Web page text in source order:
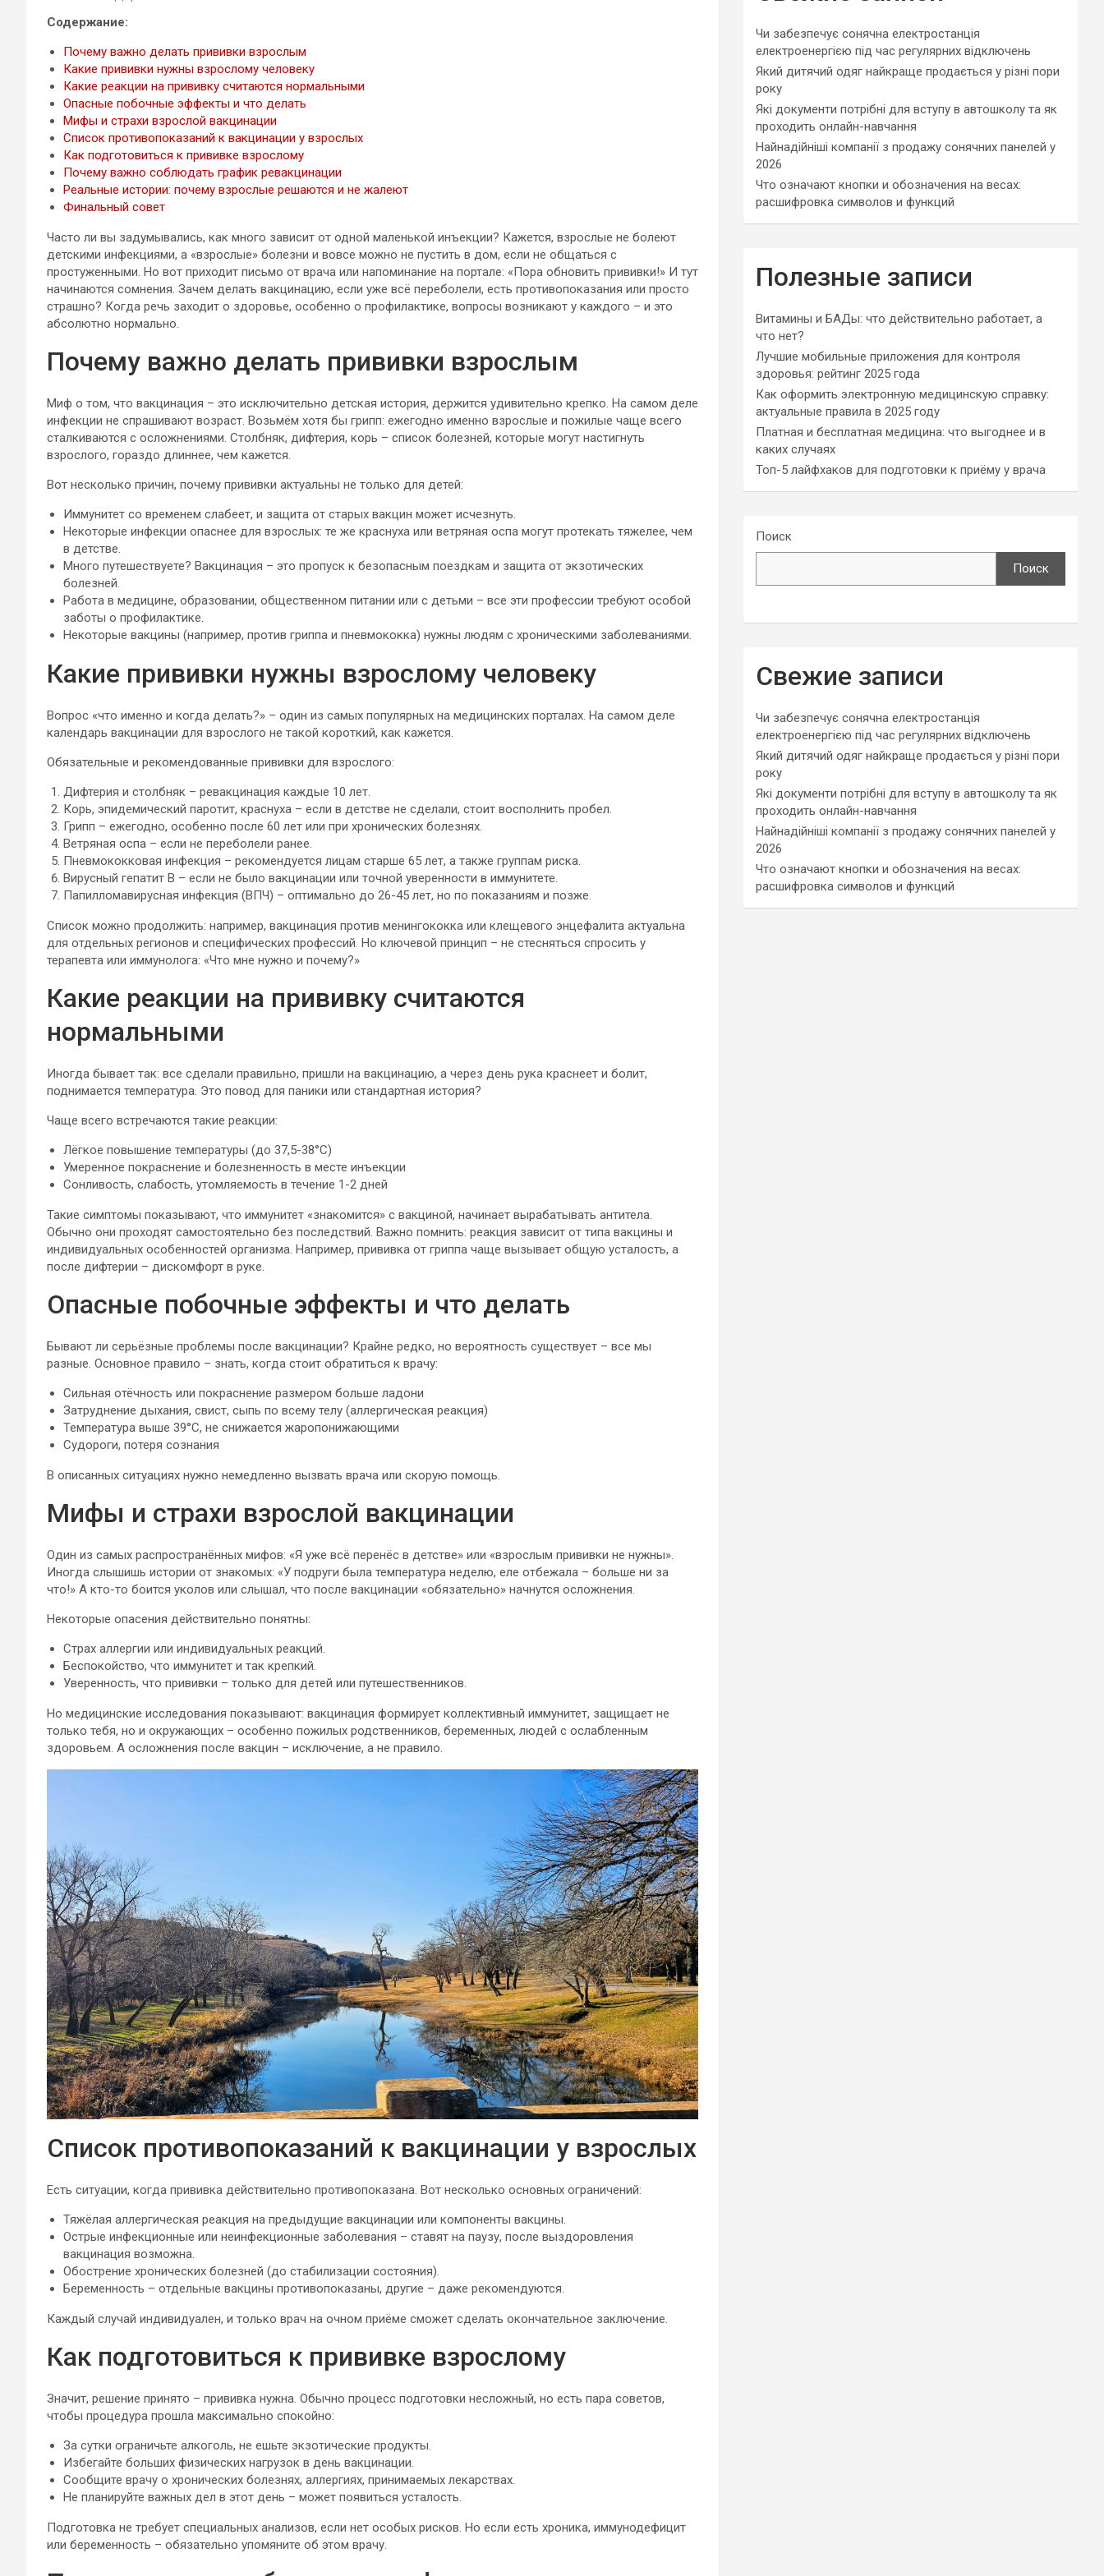
Содержание:
Почему важно делать прививки взрослым
Какие прививки нужны взрослому человеку
Какие реакции на прививку считаются нормальными
Опасные побочные эффекты и что делать
Мифы и страхи взрослой вакцинации
Список противопоказаний к вакцинации у взрослых
Как подготовиться к прививке взрослому
Почему важно соблюдать график ревакцинации
Реальные истории: почему взрослые решаются и не жалеют
Финальный совет
Часто ли вы задумывались, как много зависит от одной маленькой инъекции? Кажется, взрослые не болеют
детскими инфекциями, а «взрослые» болезни и вовсе можно не пустить в дом, если не общаться с
простуженными. Но вот приходит письмо от врача или напоминание на портале: «Пора обновить прививки!» И тут
начинаются сомнения. Зачем делать вакцинацию, если уже всё переболели, есть противопоказания или просто
страшно? Когда речь заходит о здоровье, особенно о профилактике, вопросы возникают у каждого – и это
абсолютно нормально.
Почему важно делать прививки взрослым
Миф о том, что вакцинация – это исключительно детская история, держится удивительно крепко. На самом деле
инфекции не спрашивают возраст. Возьмём хотя бы грипп: ежегодно именно взрослые и пожилые чаще всего
сталкиваются с осложнениями. Столбняк, дифтерия, корь – список болезней, которые могут настигнуть
взрослого, гораздо длиннее, чем кажется.
Вот несколько причин, почему прививки актуальны не только для детей:
Иммунитет со временем слабеет, и защита от старых вакцин может исчезнуть.
Некоторые инфекции опаснее для взрослых: те же краснуха или ветряная оспа могут протекать тяжелее, чем
в детстве.
Много путешествуете? Вакцинация – это пропуск к безопасным поездкам и защита от экзотических
болезней.
Работа в медицине, образовании, общественном питании или с детьми – все эти профессии требуют особой
заботы о профилактике.
Некоторые вакцины (например, против гриппа и пневмококка) нужны людям с хроническими заболеваниями.
Какие прививки нужны взрослому человеку
Вопрос «что именно и когда делать?» – один из самых популярных на медицинских порталах. На самом деле
календарь вакцинации для взрослого не такой короткий, как кажется.
Обязательные и рекомендованные прививки для взрослого:
Дифтерия и столбняк – ревакцинация каждые 10 лет.
Корь, эпидемический паротит, краснуха – если в детстве не сделали, стоит восполнить пробел.
Грипп – ежегодно, особенно после 60 лет или при хронических болезнях.
Ветряная оспа – если не переболели ранее.
Пневмококковая инфекция – рекомендуется лицам старше 65 лет, а также группам риска.
Вирусный гепатит В – если не было вакцинации или точной уверенности в иммунитете.
Папилломавирусная инфекция (ВПЧ) – оптимально до 26-45 лет, но по показаниям и позже.
Список можно продолжить: например, вакцинация против менингококка или клещевого энцефалита актуальна
для отдельных регионов и специфических профессий. Но ключевой принцип – не стесняться спросить у
терапевта или иммунолога: «Что мне нужно и почему?»
Какие реакции на прививку считаются
нормальными
Иногда бывает так: все сделали правильно, пришли на вакцинацию, а через день рука краснеет и болит,
поднимается температура. Это повод для паники или стандартная история?
Чаще всего встречаются такие реакции:
Лёгкое повышение температуры (до 37,5-38°C)
Умеренное покраснение и болезненность в месте инъекции
Сонливость, слабость, утомляемость в течение 1-2 дней
Такие симптомы показывают, что иммунитет «знакомится» с вакциной, начинает вырабатывать антитела.
Обычно они проходят самостоятельно без последствий. Важно помнить: реакция зависит от типа вакцины и
индивидуальных особенностей организма. Например, прививка от гриппа чаще вызывает общую усталость, а
после дифтерии – дискомфорт в руке.
Опасные побочные эффекты и что делать
Бывают ли серьёзные проблемы после вакцинации? Крайне редко, но вероятность существует – все мы
разные. Основное правило – знать, когда стоит обратиться к врачу:
Сильная отёчность или покраснение размером больше ладони
Затруднение дыхания, свист, сыпь по всему телу (аллергическая реакция)
Температура выше 39°C, не снижается жаропонижающими
Судороги, потеря сознания
В описанных ситуациях нужно немедленно вызвать врача или скорую помощь.
Мифы и страхи взрослой вакцинации
Один из самых распространённых мифов: «Я уже всё перенёс в детстве» или «взрослым прививки не нужны».
Иногда слышишь истории от знакомых: «У подруги была температура неделю, еле отбежала – больше ни за
что!» А кто-то боится уколов или слышал, что после вакцинации «обязательно» начнутся осложнения.
Некоторые опасения действительно понятны:
Страх аллергии или индивидуальных реакций.
Беспокойство, что иммунитет и так крепкий.
Уверенность, что прививки – только для детей или путешественников.
Но медицинские исследования показывают: вакцинация формирует коллективный иммунитет, защищает не
только тебя, но и окружающих – особенно пожилых родственников, беременных, людей с ослабленным
здоровьем. А осложнения после вакцин – исключение, а не правило.
Список противопоказаний к вакцинации у взрослых
Есть ситуации, когда прививка действительно противопоказана. Вот несколько основных ограничений:
Тяжёлая аллергическая реакция на предыдущие вакцинации или компоненты вакцины.
Острые инфекционные или неинфекционные заболевания – ставят на паузу, после выздоровления
вакцинация возможна.
Обострение хронических болезней (до стабилизации состояния).
Беременность – отдельные вакцины противопоказаны, другие – даже рекомендуются.
Каждый случай индивидуален, и только врач на очном приёме сможет сделать окончательное заключение.
Как подготовиться к прививке взрослому
Значит, решение принято – прививка нужна. Обычно процесс подготовки несложный, но есть пара советов,
чтобы процедура прошла максимально спокойно:
За сутки ограничьте алкоголь, не ешьте экзотические продукты.
Избегайте больших физических нагрузок в день вакцинации.
Сообщите врачу о хронических болезнях, аллергиях, принимаемых лекарствах.
Не планируйте важных дел в этот день – может появиться усталость.
Подготовка не требует специальных анализов, если нет особых рисков. Но если есть хроника, иммунодефицит
или беременность – обязательно упомяните об этом врачу.
Чи забезпечує сонячна електростанція
електроенергією під час регулярних відключень
Який дитячий одяг найкраще продається у різні пори
року
Які документи потрібні для вступу в автошколу та як
проходить онлайн-навчання
Найнадійніші компанії з продажу сонячних панелей у
2026
Что означают кнопки и обозначения на весах:
расшифровка символов и функций
Полезные записи
Витамины и БАДы: что действительно работает, а
что нет?
Лучшие мобильные приложения для контроля
здоровья: рейтинг 2025 года
Как оформить электронную медицинскую справку:
актуальные правила в 2025 году
Платная и бесплатная медицина: что выгоднее и в
каких случаях
Топ-5 лайфхаков для подготовки к приёму у врача
Поиск
Поиск
Свежие записи
Чи забезпечує сонячна електростанція
електроенергією під час регулярних відключень
Який дитячий одяг найкраще продається у різні пори
року
Які документи потрібні для вступу в автошколу та як
проходить онлайн-навчання
Найнадійніші компанії з продажу сонячних панелей у
2026
Что означают кнопки и обозначения на весах:
расшифровка символов и функций